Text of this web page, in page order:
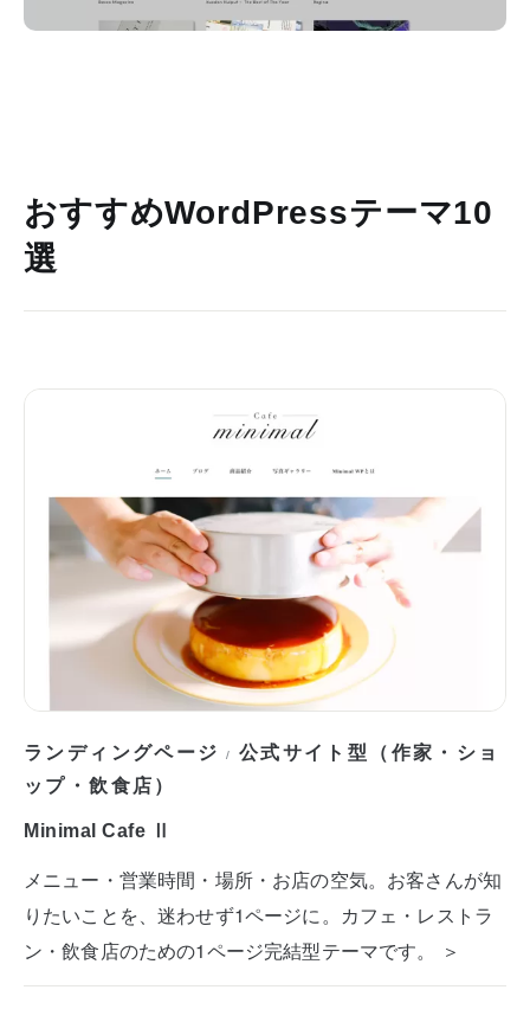
おすすめWordPressテーマ10
選
ランディングページ / 公式サイト型（作家・ショ
ップ・飲食店）
Minimal Cafe Ⅱ
メニュー・営業時間・場所・お店の空気。お客さんが知
りたいことを、迷わせず1ページに。カフェ・レストラ
ン・飲食店のための1ページ完結型テーマです。 ＞